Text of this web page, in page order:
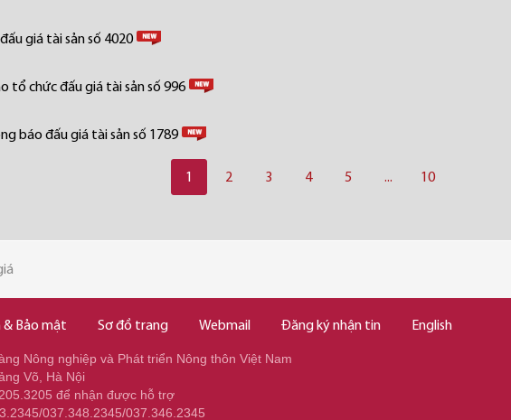
giá tài sản số 4020
tổ chức đấu giá tài sản số 996
báo đấu giá tài sản số 1789
1 2 3 4 5 ... 10
Bảo mật Sơ đồ trang Webmail Đăng ký nhận tin English
Nông nghiệp và Phát triển Nông thôn Việt Nam
Võ, Hà Nội
để nhận được hỗ trợ
037.348.2345/037.346.2345